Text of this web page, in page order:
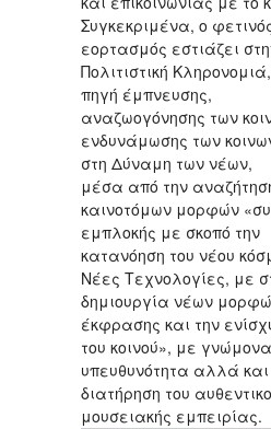
Συγκεκριμένα, ο
εορτασμός εστιάζει
Πολιτιστική
πηγή έμπνευσης,
αναζωογόνησης των
ενδυνάμωσης των
στη Δύναμη των νέων,
μέσα από την
καινοτόμων μορφών
εμπλοκής με σκοπό την
κατανόηση του νέου
Νέες Τεχνολογίες, με
δημιουργία νέων
έκφρασης και την
του κοινού», με
υπευθυνότητα αλλά και
διατήρηση του
μουσειακής εμπειρίας.